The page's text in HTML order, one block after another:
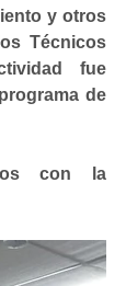
y otros
Técnicos
fue
de
con la